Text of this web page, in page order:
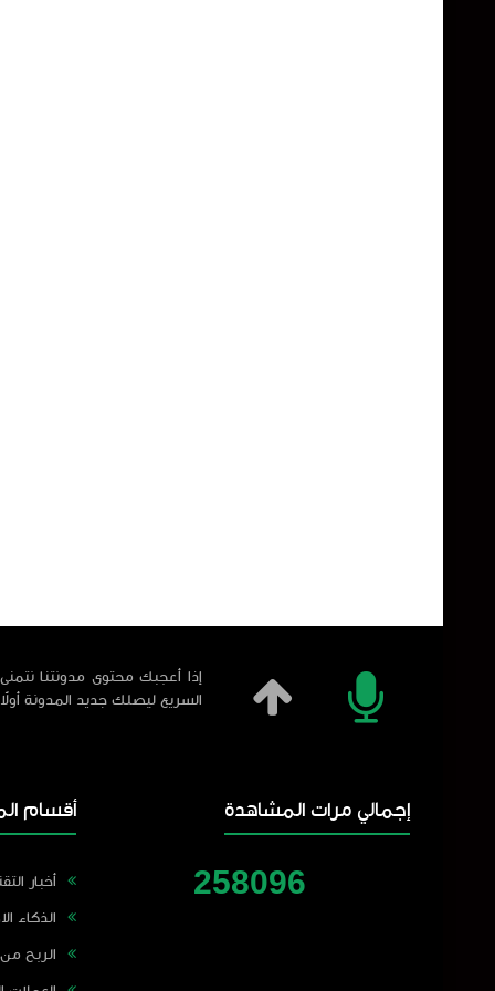
إذا أعجبك محتوى مدونتنا
السريع ليصلك جديد المدونة
إجمالي مرات المشاهدة
258096
أقسام
أخبار
الذكاء
الربح من